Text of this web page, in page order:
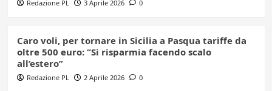
Redazione PL 3 Aprile 2026 0
Caro voli, per tornare in Sicilia a Pasqua tariffe da
oltre 500 euro: “Si risparmia facendo scalo
all’estero”
Redazione PL 2 Aprile 2026 0